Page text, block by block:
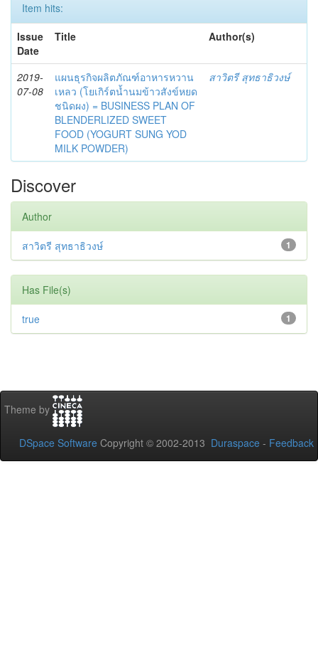
Item hits:
Issue
Date
Title Author(s)
2019-
07-08
แผนธุรกิจผลิตภัณฑ์อาหารหวาน
เหลว (โยเกิร์ตน้ำนมข้าวสังข์หยด
ชนิดผง) = BUSINESS PLAN OF
BLENDERLIZED SWEET
FOOD (YOGURT SUNG YOD
MILK POWDER)
สาวิตรี สุทธาธิวงษ์
Discover
Author
1
สาวิตรี สุทธาธิวงษ์
Has File(s)
1
true
Theme by
DSpace Software Copyright © 2002-2013 Duraspace - Feedback